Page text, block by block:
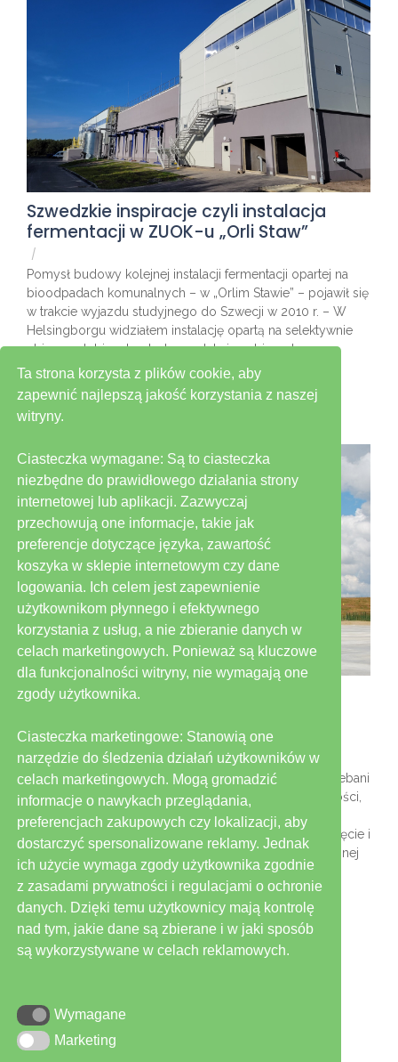
Szwedzkie inspiracje czyli instalacja
fermentacji w ZUOK-u „Orli Staw”
/
Pomysł budowy kolejnej instalacji fermentacji opartej na
bioodpadach komunalnych – w „Orlim Stawie” – pojawił się
w trakcie wyjazdu studyjnego do Szwecji w 2010 r. – W
Helsingborgu widziałem instalację opartą na selektywnie
zbieranych bioodpadach, produkującą biometan
wykorzystywany do napędu autobusów komunikacji
miejskiej – wspomina Piotr Szewczyk.
Read More
Subregion leszczyński i Zakład
Trzebani
/
Instalacja przetwarzania odpadów komunalnych w Trzebani
powstała w ramach Grupy Projektów Funduszu Spójności,
która to grupa obejmowały budowę Zakładu
Zagospodarowania Odpadów w Trzebani oraz zamknięcie i
rekultywację 13 gminnych składowisk odpadów o łącznej
powierzchni ok. 30 ha, niespełniających wymogów
ochrony środowiska.
Read More
Ta strona korzysta z plików cookie, aby
zapewnić najlepszą jakość korzystania z naszej
witryny.
Ciasteczka wymagane: Są to ciasteczka
niezbędne do prawidłowego działania strony
internetowej lub aplikacji. Zazwyczaj
przechowują one informacje, takie jak
preferencje dotyczące języka, zawartość
koszyka w sklepie internetowym czy dane
logowania. Ich celem jest zapewnienie
użytkownikom płynnego i efektywnego
korzystania z usług, a nie zbieranie danych w
celach marketingowych. Ponieważ są kluczowe
dla funkcjonalności witryny, nie wymagają one
zgody użytkownika.
Ciasteczka marketingowe: Stanowią one
narzędzie do śledzenia działań użytkowników w
celach marketingowych. Mogą gromadzić
informacje o nawykach przeglądania,
preferencjach zakupowych czy lokalizacji, aby
dostarczyć spersonalizowane reklamy. Jednak
ich użycie wymaga zgody użytkownika zgodnie
z zasadami prywatności i regulacjami o ochronie
danych. Dzięki temu użytkownicy mają kontrolę
nad tym, jakie dane są zbierane i w jaki sposób
są wykorzystywane w celach reklamowych.
WymaganeWymagane
MarketingMarketing